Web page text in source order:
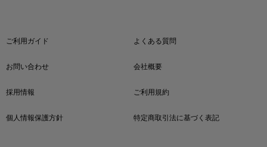
ご利用ガイド よくある質問
お問い合わせ 会社概要
採用情報 ご利用規約
個人情報保護方針 特定商取引法に基づく表記